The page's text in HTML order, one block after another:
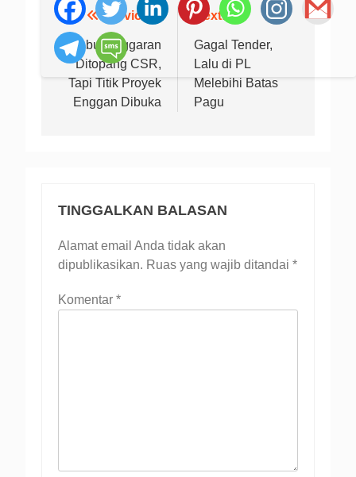
Navigasi
pos
Previous:
Sebut Anggaran
Ditopang CSR,
Tapi Titik Proyek
Enggan Dibuka
Next:
Gagal Tender,
Lalu di PL
Melebihi Batas
Pagu
TINGGALKAN BALASAN
Alamat email Anda tidak akan
dipublikasikan. Ruas yang wajib ditandai *
Komentar *